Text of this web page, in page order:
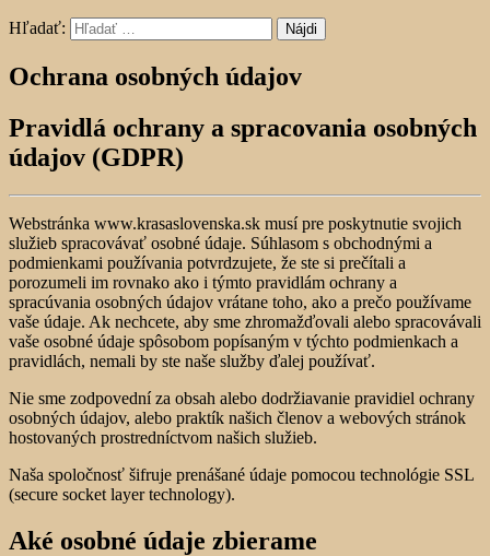
Hľadať:
Ochrana osobných údajov
Pravidlá ochrany a spracovania osobných
údajov (GDPR)
Webstránka www.krasaslovenska.sk musí pre poskytnutie svojich
služieb spracovávať osobné údaje. Súhlasom s obchodnými a
podmienkami používania potvrdzujete, že ste si prečítali a
porozumeli im rovnako ako i týmto pravidlám ochrany a
spracúvania osobných údajov vrátane toho, ako a prečo používame
vaše údaje. Ak nechcete, aby sme zhromažďovali alebo spracovávali
vaše osobné údaje spôsobom popísaným v týchto podmienkach a
pravidlách, nemali by ste naše služby ďalej používať.
Nie sme zodpovední za obsah alebo dodržiavanie pravidiel ochrany
osobných údajov, alebo praktík našich členov a webových stránok
hostovaných prostredníctvom našich služieb.
Naša spoločnosť šifruje prenášané údaje pomocou technológie SSL
(secure socket layer technology).
Aké osobné údaje zbierame